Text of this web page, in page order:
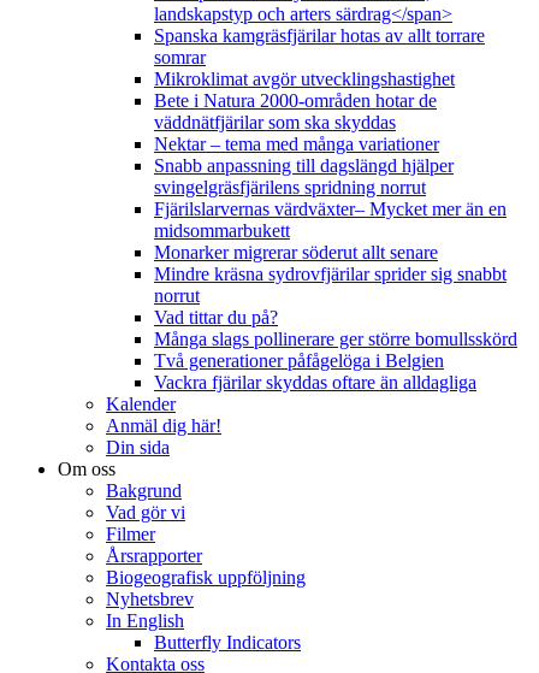
landskapstyp och arters särdrag</span>
Spanska kamgräsfjärilar hotas av allt torrare
somrar
Mikroklimat avgör utvecklingshastighet
Bete i Natura 2000-områden hotar de
väddnätfjärilar som ska skyddas
Nektar – tema med många variationer
Snabb anpassning till dagslängd hjälper
svingelgräsfjärilens spridning norrut
Fjärilslarvernas värdväxter– Mycket mer än en
midsommarbukett
Monarker migrerar söderut allt senare
Mindre kräsna sydrovfjärilar sprider sig snabbt
norrut
Vad tittar du på?
Många slags pollinerare ger större bomullsskörd
Två generationer påfågelöga i Belgien
Vackra fjärilar skyddas oftare än alldagliga
Kalender
Anmäl dig här!
Din sida
Om oss
Bakgrund
Vad gör vi
Filmer
Årsrapporter
Biogeografisk uppföljning
Nyhetsbrev
In English
Butterfly Indicators
Kontakta oss